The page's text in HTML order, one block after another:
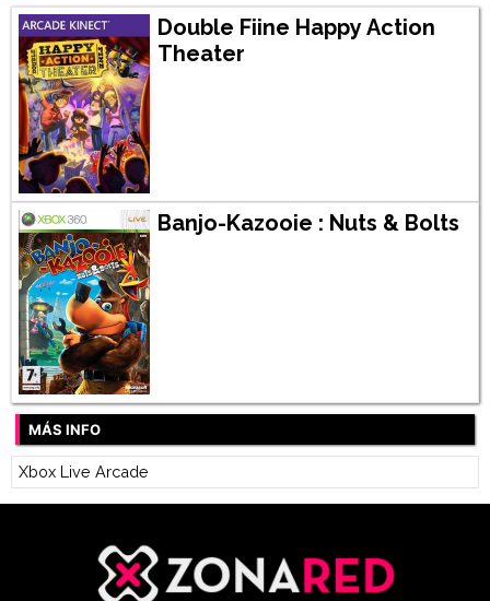
Double Fiine Happy Action
Theater
Banjo-Kazooie : Nuts & Bolts
MÁS INFO
Xbox Live Arcade